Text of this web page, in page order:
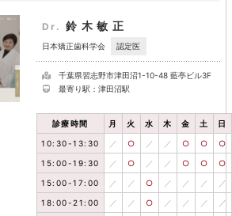
Dr. 鈴木敏正
日本矯正歯科学会 認定医
千葉県習志野市津田沼1-10-48 藍亭ビル3F
最寄り駅：津田沼駅
診療時間 月 火 水 木 金 土 日
10:30-13:30 ／ ○ ／ ／ ○ ○ ○
15:00-19:30 ／ ○ ／ ／ ○ ○ ○
15:00-17:00 ／ ／ ○ ／ ／ ／ ／
18:00-21:00 ／ ／ ○ ／ ／ ／ ／